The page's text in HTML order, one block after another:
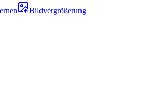
Bildvergrößerung